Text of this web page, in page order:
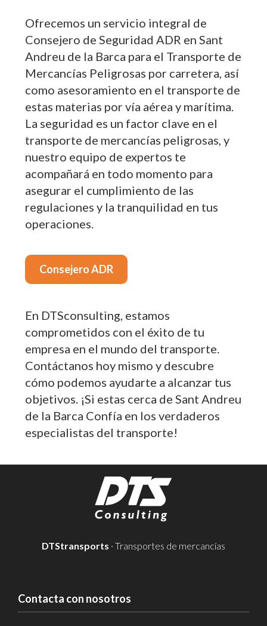
Ofrecemos un servicio integral de
Consejero de Seguridad ADR en Sant
Andreu de la Barca para el Transporte de
Mercancías Peligrosas por carretera, así
como asesoramiento en el transporte de
estas materias por vía aérea y marítima.
La seguridad es un factor clave en el
transporte de mercancías peligrosas, y
nuestro equipo de expertos te
acompañará en todo momento para
asegurar el cumplimiento de las
regulaciones y la tranquilidad en tus
operaciones.
Consejero ADR
En DTSconsulting, estamos
comprometidos con el éxito de tu
empresa en el mundo del transporte.
Contáctanos hoy mismo y descubre
cómo podemos ayudarte a alcanzar tus
objetivos. ¡Si estas cerca de Sant Andreu
de la Barca Confía en los verdaderos
especialistas del transporte!
DTStransports · Transportes de mercancías
Contacta con nosotros